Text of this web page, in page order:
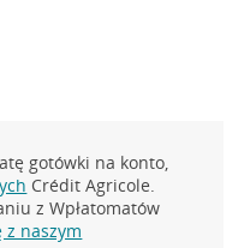
gotówki na konto,
Crédit Agricole.
z Wpłatomatów
z naszym